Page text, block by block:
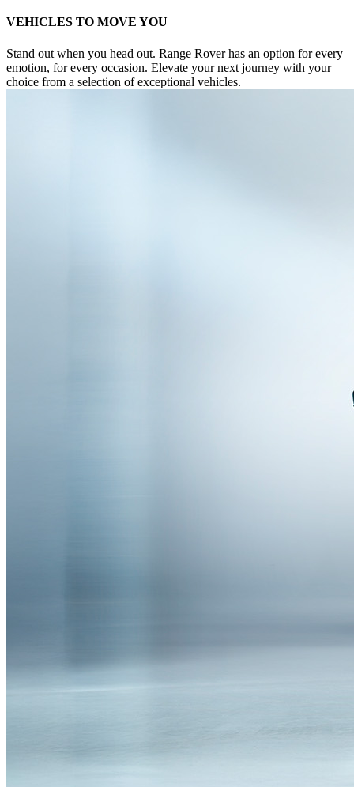
VEHICLES TO MOVE YOU
Stand out when you head out. Range Rover has an option for every
emotion, for every occasion. Elevate your next journey with your
choice from a selection of exceptional vehicles.